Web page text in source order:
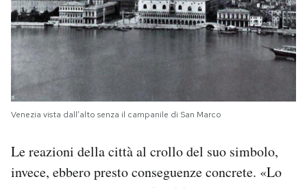
Venezia vista dall’alto senza il campanile di San Marco
Le reazioni della città al crollo del suo simbolo,
invece, ebbero presto conseguenze concrete. «Lo